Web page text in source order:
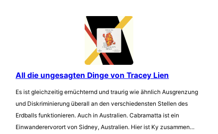
All die ungesagten Dinge von Tracey Lien
Es ist gleichzeitig ernüchternd und traurig wie ähnlich Ausgrenzung
und Diskriminierung überall an den verschiedensten Stellen des
Erdballs funktionieren. Auch in Australien. Cabramatta ist ein
Einwanderervorort von Sidney, Australien. Hier ist Ky zusammen…